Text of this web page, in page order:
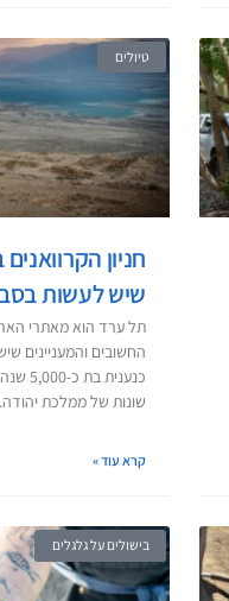
טיולים
חניון
שיש לעשות
תל ערד הוא מאתרי
החשובים והמעניינים
שונות של ממלכת יהודה.
קרא עוד »
בישולים על גלגלים